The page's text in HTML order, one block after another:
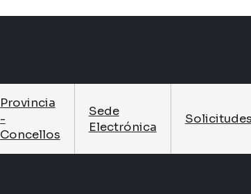
Provincia
-
Concellos
Sede
Electrónica